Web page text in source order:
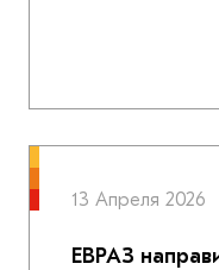
13 Апреля 2026
ЕВРАЗ